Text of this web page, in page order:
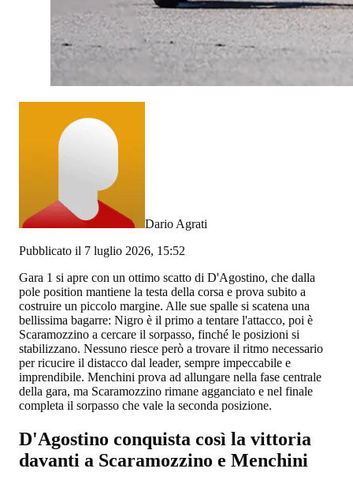
Dario Agrati
Pubblicato il 7 luglio 2026, 15:52
Gara 1 si apre con un ottimo scatto di D'Agostino, che dalla
pole position mantiene la testa della corsa e prova subito a
costruire un piccolo margine. Alle sue spalle si scatena una
bellissima bagarre: Nigro è il primo a tentare l'attacco, poi è
Scaramozzino a cercare il sorpasso, finché le posizioni si
stabilizzano. Nessuno riesce però a trovare il ritmo necessario
per ricucire il distacco dal leader, sempre impeccabile e
imprendibile. Menchini prova ad allungare nella fase centrale
della gara, ma Scaramozzino rimane agganciato e nel finale
completa il sorpasso che vale la seconda posizione.
D'Agostino conquista così la vittoria
davanti a Scaramozzino e Menchini